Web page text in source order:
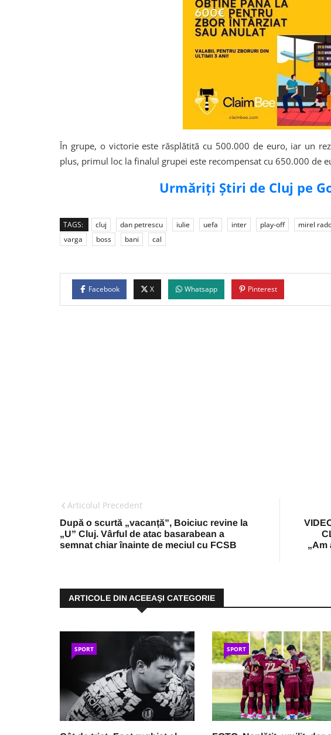
În grupe, o victorie este răsplătită cu 500.000 de euro, iar un
plus, primul loc la finalul grupei este recompensat cu 650.000 de
Urmăriți Știri de Cluj pe
TAGS: cluj dan petrescu iulie uefa inter play-off mirel
varga
boss bani cal
Facebook X Whatsapp Pinterest
Articolul Precedent
După o scurtă „vacanță”, Boiciuc revine la
„U” Cluj. Vârful de atac basarabean a
semnat chiar înainte de meciul cu FCSB
„Am
ARTICOLE DIN ACEEAŞI CATEGORIE
SPORT SPORT